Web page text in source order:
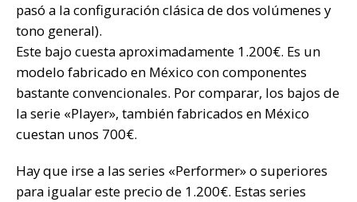
pasó a la configuración clásica de dos volúmenes y
tono general).
Este bajo cuesta aproximadamente 1.200€. Es un
modelo fabricado en México con componentes
bastante convencionales. Por comparar, los bajos de
la serie «Player», también fabricados en México
cuestan unos 700€.
Hay que irse a las series «Performer» o superiores
para igualar este precio de 1.200€. Estas series